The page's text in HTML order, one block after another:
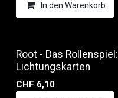
In den Warenkorb
Root - Das Rollenspiel:
Lichtungskarten
CHF 6,10